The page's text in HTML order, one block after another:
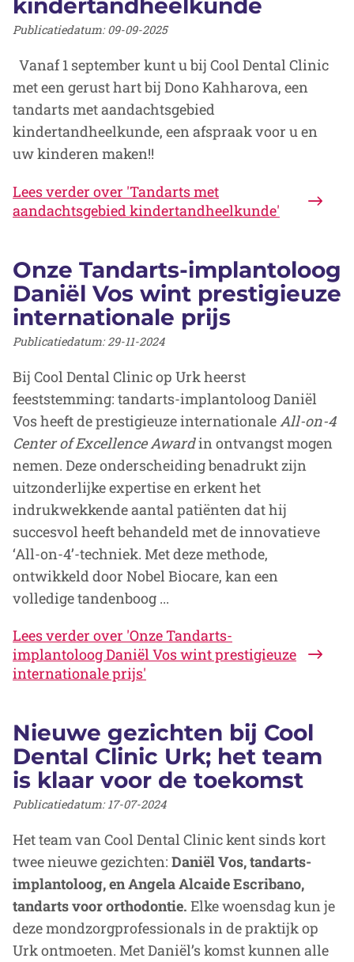
kindertandheelkunde
Publicatiedatum:09-09-2025
Vanaf 1 september kunt u bij Cool Dental Clinic
met een gerust hart bij Dono Kahharova, een
tandarts met aandachtsgebied
kindertandheelkunde, een afspraak voor u en
uw kinderen maken!!
Lees verder over 'Tandarts met
aandachtsgebied kindertandheelkunde'
Onze Tandarts-implantoloog
Daniël Vos wint prestigieuze
internationale prijs
Publicatiedatum:29-11-2024
Bij Cool Dental Clinic op Urk heerst
feeststemming: tandarts-implantoloog Daniël
Vos heeft de prestigieuze internationale All-on-4
Center of Excellence Awardin ontvangst mogen
nemen. Deze onderscheiding benadrukt zijn
uitzonderlijke expertise en erkent het
indrukwekkende aantal patiënten dat hij
succesvol heeft behandeld met de innovatieve
‘All-on-4’-techniek. Met deze methode,
ontwikkeld door Nobel Biocare, kan een
volledige tandenboog ...
Lees verder over 'Onze Tandarts-
implantoloog Daniël Vos wint prestigieuze
internationale prijs'
Nieuwe gezichten bij Cool
Dental Clinic Urk; het team
is klaar voor de toekomst
Publicatiedatum:17-07-2024
Het team van Cool Dental Clinic kent sinds kort
twee nieuwe gezichten: Daniël Vos, tandarts-
implantoloog, en Angela Alcaide Escribano,
tandarts voor orthodontie. Elke woensdag kun je
deze mondzorgprofessionals in de praktijk op
Urk ontmoeten. Met Daniël’s komst kunnen alle